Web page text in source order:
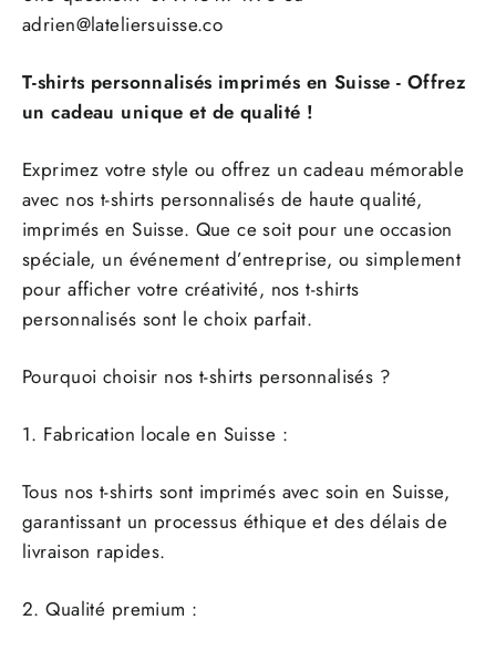
adrien@lateliersuisse.co
T-shirts personnalisés imprimés en Suisse - Offrez
un cadeau unique et de qualité !
Exprimez votre style ou offrez un cadeau mémorable
avec nos t-shirts personnalisés de haute qualité,
imprimés en Suisse. Que ce soit pour une occasion
spéciale, un événement d’entreprise, ou simplement
pour afficher votre créativité, nos t-shirts
personnalisés sont le choix parfait.
Pourquoi choisir nos t-shirts personnalisés ?
1. Fabrication locale en Suisse :
Tous nos t-shirts sont imprimés avec soin en Suisse,
garantissant un processus éthique et des délais de
livraison rapides.
2. Qualité premium :